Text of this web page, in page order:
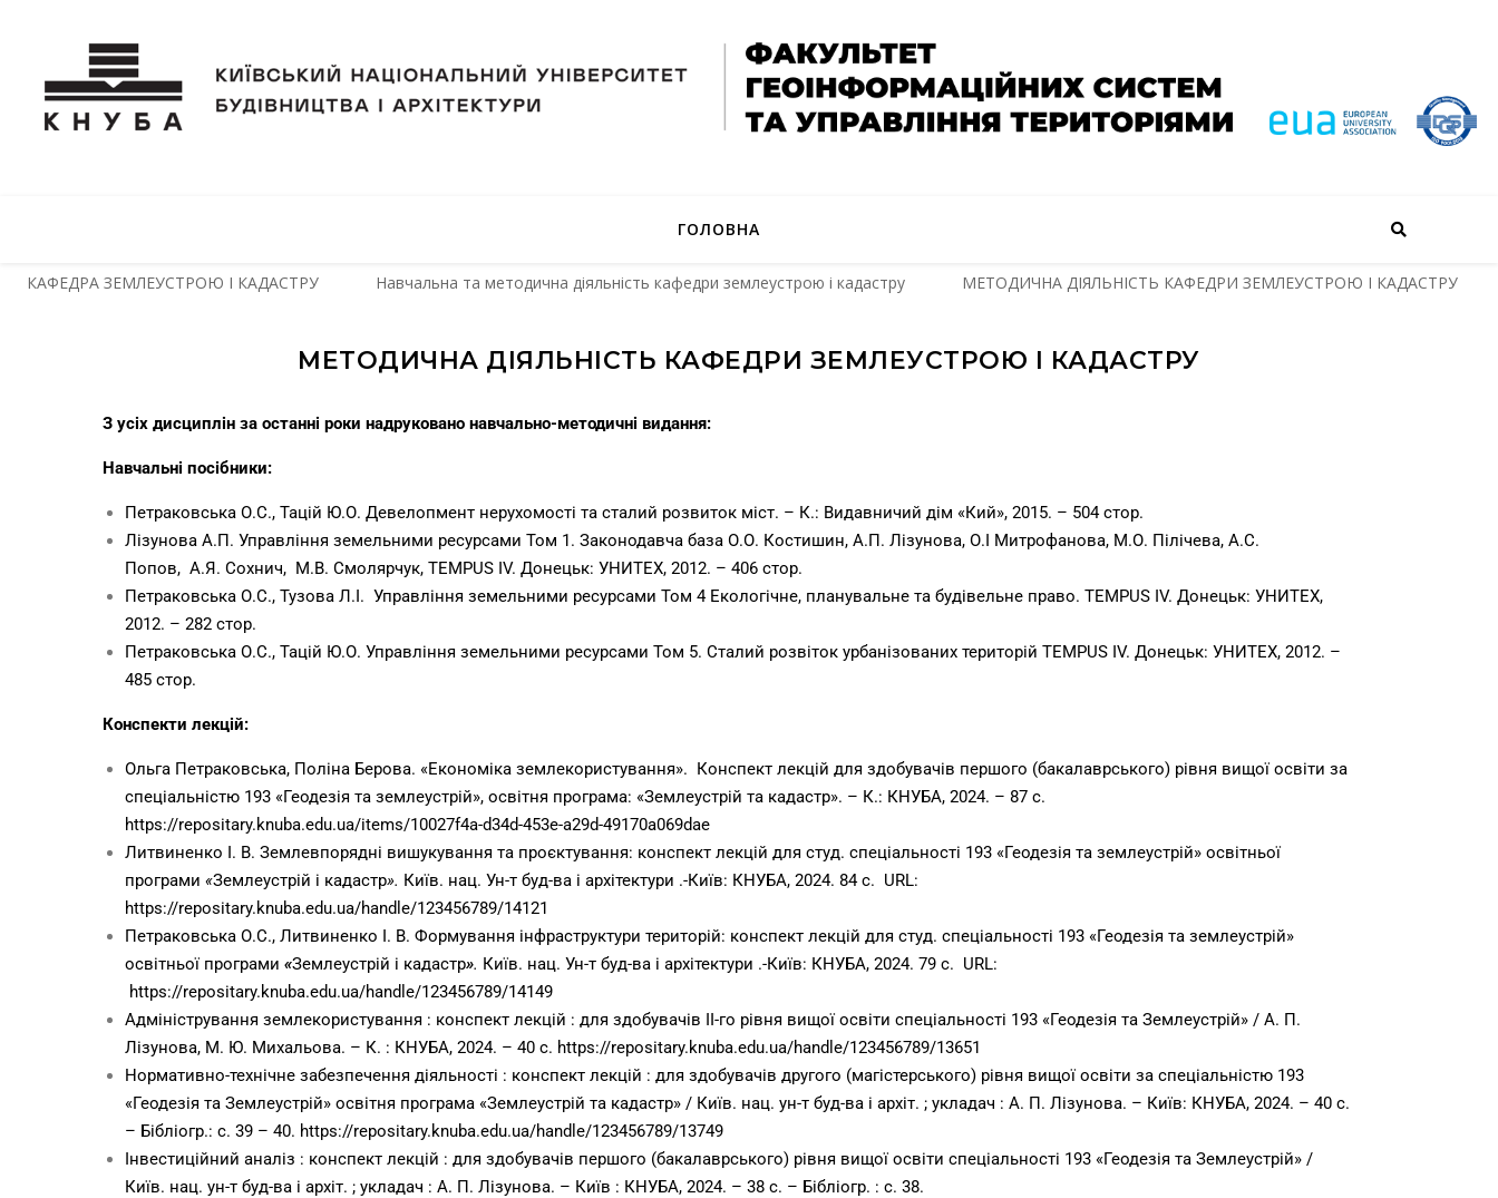
ГОЛОВНА
КАФЕДРА ЗЕМЛЕУСТРОЮ І КАДАСТРУ Навчальна та методична діяльність кафедри землеустрою і кадастру МЕТОДИЧНА ДІЯЛЬНІСТЬ КАФЕДРИ ЗЕМЛЕУСТРОЮ І КАДАСТРУ
МЕТОДИЧНА ДІЯЛЬНІСТЬ КАФЕДРИ ЗЕМЛЕУСТРОЮ І КАДАСТРУ
З усіх дисциплін за останні роки надруковано навчально-методичні видання:
Навчальні посібники:
Петраковська О.С., Тацій Ю.О. Девелопмент нерухомості та сталий розвиток міст. – К.: Видавничий дім «Кий», 2015. – 504 стор.
Лізунова А.П. Управління земельними ресурсами Том 1. Законодавча база О.О. Костишин, А.П. Лізунова, О.І Митрофанова, М.О. Пілічева, А.С.
Попов, А.Я. Сохнич, М.В. Смолярчук, TEMPUS IV. Донецьк: УНИТЕХ, 2012. – 406 стор.
Петраковська О.С., Тузова Л.І. Управління земельними ресурсами Том 4 Екологічне, планувальне та будівельне право. TEMPUS IV. Донецьк: УНИТЕХ,
2012. – 282 стор.
Петраковська О.С., Тацій Ю.О. Управління земельними ресурсами Том 5. Сталий розвіток урбанізованих територій TEMPUS IV. Донецьк: УНИТЕХ, 2012. –
485 стор.
Конспекти лекцій:
Ольга Петраковська, Поліна Берова. «Економіка землекористування». Конспект лекцій для здобувачів першого (бакалаврського) рівня вищої освіти за
спеціальністю 193 «Геодезія та землеустрій», освітня програма: «Землеустрій та кадастр». – К.: КНУБА, 2024. – 87 с.
https://repositary.knuba.edu.ua/items/10027f4a-d34d-453e-a29d-49170a069dae
Литвиненко І. В. Землевпорядні вишукування та проєктування: конспект лекцій для студ. спеціальності 193 «Геодезія та землеустрій» освітньої
програми «Землеустрій і кадастр». Київ. нац. Ун-т буд-ва і архітектури .-Київ: КНУБА, 2024. 84 с. URL:
https://repositary.knuba.edu.ua/handle/123456789/14121
Петраковська О.С., Литвиненко І. В. Формування інфраструктури територій: конспект лекцій для студ. спеціальності 193 «Геодезія та землеустрій»
освітньої програми «Землеустрій і кадастр». Київ. нац. Ун-т буд-ва і архітектури .-Київ: КНУБА, 2024. 79 с. URL:
https://repositary.knuba.edu.ua/handle/123456789/14149
Адміністрування землекористування : конспект лекцій : для здобувачів ІІ-го рівня вищої освіти спеціальності 193 «Геодезія та Землеустрій» / А. П.
Лізунова, М. Ю. Михальова. – К. : КНУБА, 2024. – 40 с. https://repositary.knuba.edu.ua/handle/123456789/13651
Нормативно-технічне забезпечення діяльності : конспект лекцій : для здобувачів другого (магістерського) рівня вищої освіти за спеціальністю 193
«Геодезія та Землеустрій» освітня програма «Землеустрій та кадастр» / Київ. нац. ун-т буд-ва і архіт. ; укладач : А. П. Лізунова. – Київ: КНУБА, 2024. – 40 с.
– Бібліогр.: с. 39 – 40. https://repositary.knuba.edu.ua/handle/123456789/13749
Інвестиційний аналіз : конспект лекцій : для здобувачів першого (бакалаврського) рівня вищої освіти спеціальності 193 «Геодезія та Землеустрій» /
Київ. нац. ун-т буд-ва і архіт. ; укладач : А. П. Лізунова. – Київ : КНУБА, 2024. – 38 с. – Бібліогр. : с. 38.